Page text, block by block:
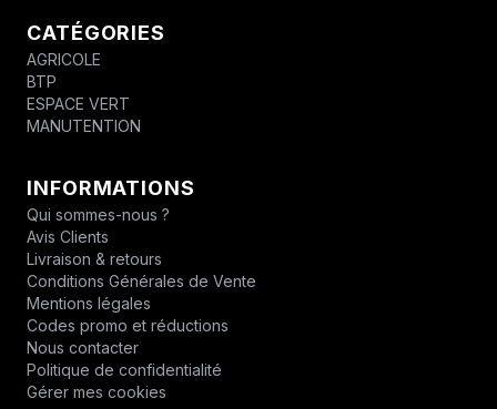
CATÉGORIES
AGRICOLE
BTP
ESPACE VERT
MANUTENTION
INFORMATIONS
Qui sommes-nous ?
Avis Clients
Livraison & retours
Conditions Générales de Vente
Mentions légales
Codes promo et réductions
Nous contacter
Politique de confidentialité
Gérer mes cookies